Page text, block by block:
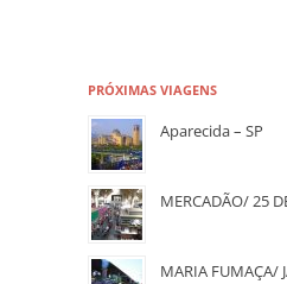
PRÓXIMAS VIAGENS
Aparecida – SP
MERCADÃO/ 25
MARIA FUMAÇA/